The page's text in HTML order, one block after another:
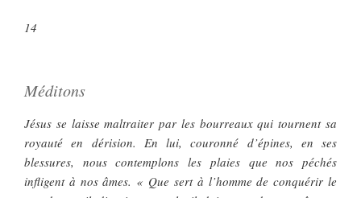
14
Méditons
Jésus se laisse maltraiter par les bourreaux qui tournent sa
royauté en dérision. En lui, couronné d’épines, en ses
blessures, nous contemplons les plaies que nos péchés
infligent à nos âmes. « Que sert à l’homme de conquérir le